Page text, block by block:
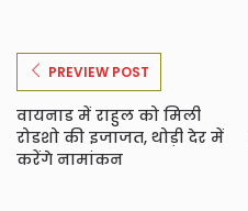
PREVIEW POST
वायनाड में राहुल को मिली
रोडशो की इजाजत, थोड़ी देर में
करेंगे नामांकन